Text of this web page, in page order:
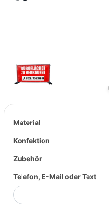
Material
Konfektion
Zubehör
Telefon, E-Mail oder Text